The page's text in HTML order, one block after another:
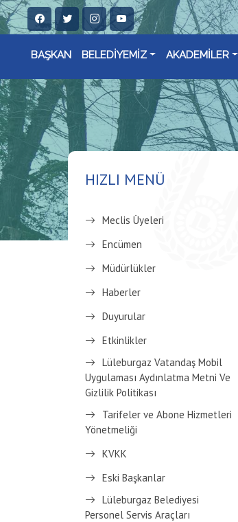
BAŞKAN BELEDİYEMİZ AKADEMİLER
HIZLI MENÜ
Meclis Üyeleri
Encümen
Müdürlükler
Haberler
Duyurular
Etkinlikler
Lüleburgaz Vatandaş Mobil
Uygulaması Aydınlatma Metni Ve
Gizlilik Politikası
Tarifeler ve Abone Hizmetleri
Yönetmeliği
KVKK
Eski Başkanlar
Lüleburgaz Belediyesi
Personel Servis Araçları